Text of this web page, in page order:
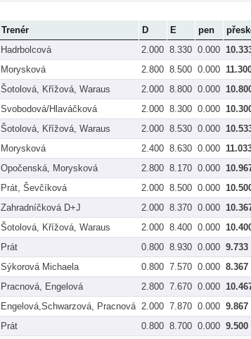
Trenér D E pen
Hadrbolcová 2.000 8.330 0.000
Morysková 2.800 8.500 0.000
Šotolová, Křížová, Waraus 2.000 8.800 0.000
Svobodová/Hlaváčková 2.000 8.300 0.000
Šotolová, Křížová, Waraus 2.000 8.530 0.000
Morysková 2.400 8.630 0.000
Opočenská, Morysková 2.800 8.170 0.000
Prát, Ševčíková 2.000 8.500 0.000
Zahradníčková D+J 2.000 8.370 0.000
Šotolová, Křížová, Waraus 2.000 8.400 0.000
Prát 0.800 8.930 0.000 9.733
Sýkorová Michaela 0.800 7.570 0.000 8.367
Pracnová, Engelová 2.800 7.670 0.000
Engelová,Schwarzová, Pracnová 2.000 7.870 0.000 9.867
Prát 0.800 8.700 0.000 9.500